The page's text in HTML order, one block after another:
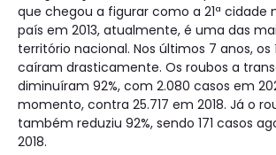
que chegou a figurar como a 21ª cidade
país em 2013, atualmente, é uma das
território nacional. Nos últimos 7 anos,
caíram drasticamente. Os roubos a
diminuíram 92%, com 2.080 casos em
momento, contra 25.717 em 2018. Já o
também reduziu 92%, sendo 171 casos
2018.